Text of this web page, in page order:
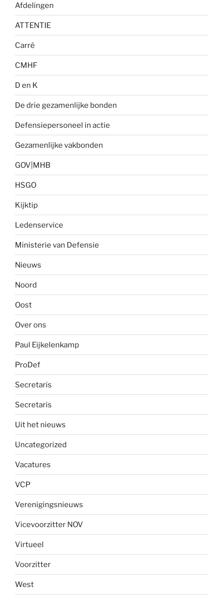
Afdelingen
ATTENTIE
Carré
CMHF
D en K
De drie gezamenlijke bonden
Defensiepersoneel in actie
Gezamenlijke vakbonden
GOV|MHB
HSGO
Kijktip
Ledenservice
Ministerie van Defensie
Nieuws
Noord
Oost
Over ons
Paul Eijkelenkamp
ProDef
Secretaris
Secretaris
Uit het nieuws
Uncategorized
Vacatures
VCP
Verenigingsnieuws
Vicevoorzitter NOV
Virtueel
Voorzitter
West